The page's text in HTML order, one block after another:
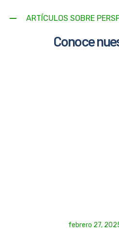
ARTÍCULOS SOBRE
Conoce
febrero 27,